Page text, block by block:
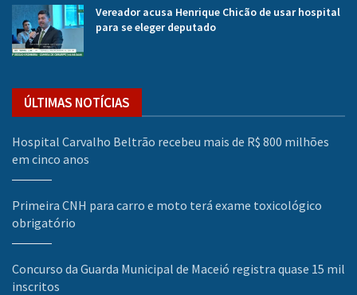
Vereador acusa Henrique Chicão de usar hospital
para se eleger deputado
ÚLTIMAS NOTÍCIAS
Hospital Carvalho Beltrão recebeu mais de R$ 800 milhões
em cinco anos
Primeira CNH para carro e moto terá exame toxicológico
obrigatório
Concurso da Guarda Municipal de Maceió registra quase 15 mil
inscritos